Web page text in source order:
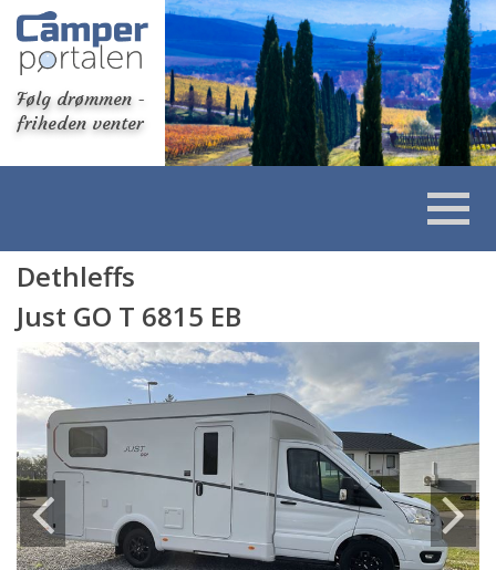
Følg drømmen -
friheden venter
Dethleffs
Just GO T 6815 EB